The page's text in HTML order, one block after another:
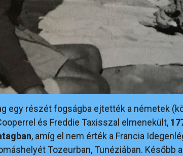
egy részét fogságba ejtették a németek
és Freddie Taxisszal elmenekült,
, amíg el nem érték a Francia
Tozeurban, Tunéziában. Később